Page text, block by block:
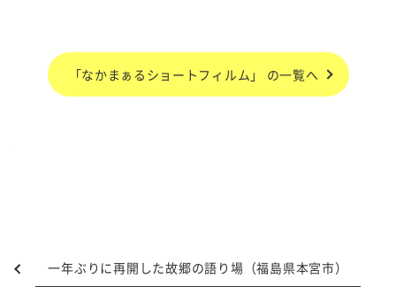
「なかまぁるショートフィルム」 の一覧へ
一年ぶりに再開した故郷の語り場（福島県本宮市）